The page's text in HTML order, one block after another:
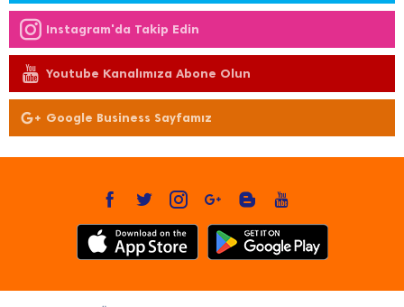
Instagram'da Takip Edin
Youtube Kanalımıza Abone Olun
Google Business Sayfamız